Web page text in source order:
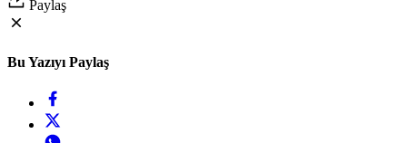
Paylaş
Bu Yazıyı Paylaş